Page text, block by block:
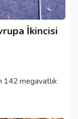
İkincisi
142 megavatlık